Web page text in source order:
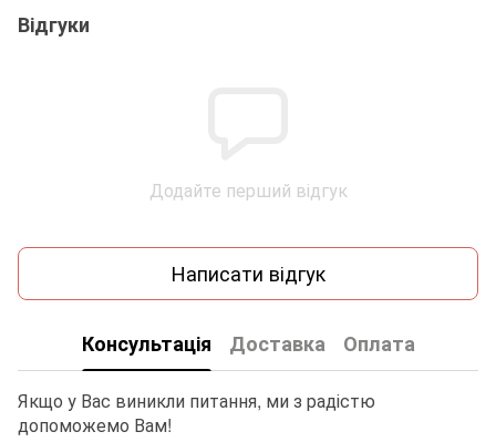
Відгуки
Додайте перший відгук
Написати відгук
Консультація Доставка Оплата
Якщо у Вас виникли питання, ми з радістю
допоможемо Вам!